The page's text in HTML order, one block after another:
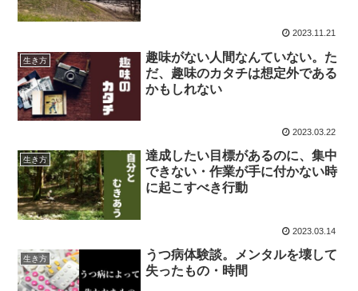
2023.11.21
生き方
趣味がない人間なんていない。た
だ、趣味のカタチは想定外である
かもしれない
2023.03.22
生き方
達成したい目標があるのに、集中
できない・作業が手に付かない時
に起こすべき行動
2023.03.14
生き方
うつ病体験談。メンタルを壊して
失ったもの・時間